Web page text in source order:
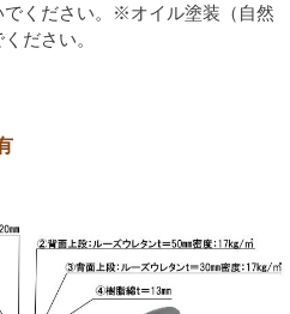
ください。※オイル塗装（自然
ださい。